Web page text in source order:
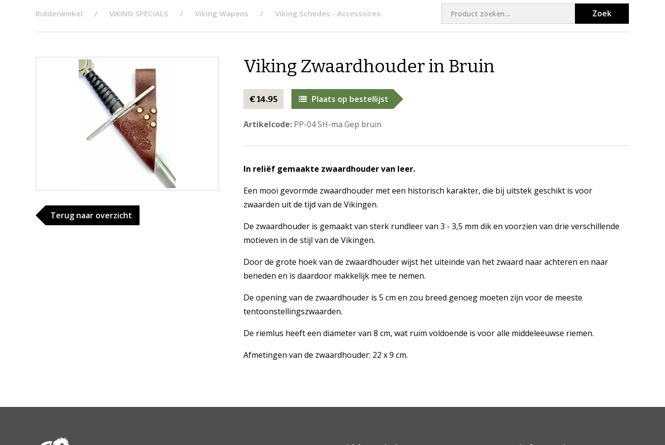
Ridderwinkel VIKING SPECIALS Viking Wapens Viking Schedes - Accessoires Zoek
Terug naar overzicht
Viking Zwaardhouder in Bruin
€ 14.95 Plaats op bestellijst
Artikelcode:PP-04 SH-ma Gep bruin
In reliëf gemaakte zwaardhouder van leer.
Een mooi gevormde zwaardhouder met een historisch karakter, die bij uitstek geschikt is voor
zwaarden uit de tijd van de Vikingen.
De zwaardhouder is gemaakt van sterk rundleer van 3 - 3,5 mm dik en voorzien van drie verschillende
motieven in de stijl van de Vikingen.
Door de grote hoek van de zwaardhouder wijst het uiteinde van het zwaard naar achteren en naar
beneden en is daardoor makkelijk mee te nemen.
De opening van de zwaardhouder is 5 cm en zou breed genoeg moeten zijn voor de meeste
tentoonstellingszwaarden.
De riemlus heeft een diameter van 8 cm, wat ruim voldoende is voor alle middeleeuwse riemen.
Afmetingen van de zwaardhouder: 22 x 9 cm.